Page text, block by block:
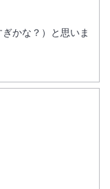
かな？）と思いま